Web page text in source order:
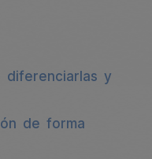
diferenciarlas y
de forma